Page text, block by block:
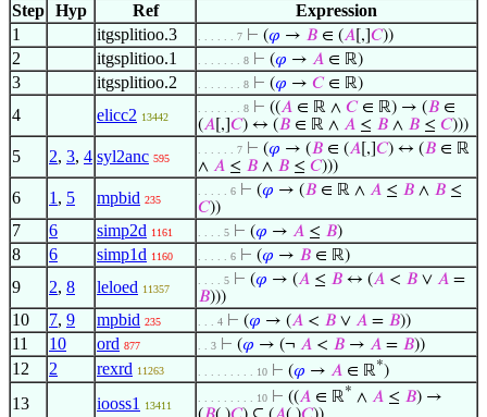
Step Hyp Ref
Expression
1
itgsplitioo.3 . . . . . . 7 ⊢ (𝜑 → 𝐵 ∈ (𝐴 [,] 𝐶))
2 itgsplitioo.1 . . . . . . . 8 ⊢ (𝜑 → 𝐴 ∈ ℝ)
3 itgsplitioo.2 . . . . . . . 8 ⊢ (𝜑 → 𝐶∈ ℝ)
4 elicc2 13442
. . . . . . . 8 ⊢ ((𝐴 ∈ ℝ ∧ 𝐶∈ ℝ) → (𝐵 ∈
(𝐴 [,] 𝐶) ↔ (𝐵 ∈ ℝ ∧ 𝐴 ≤ 𝐵 ∧ 𝐵 ≤ 𝐶)))
5 2, 3, 4 syl2anc 595
. . . . . . 7 ⊢ (𝜑 → (𝐵 ∈ (𝐴 [,] 𝐶) ↔ (𝐵 ∈ ℝ
∧ 𝐴 ≤ 𝐵 ∧ 𝐵 ≤ 𝐶)))
6 1 , 5 mpbid 235
. . . . . 6 ⊢ (𝜑 → (𝐵 ∈ ℝ ∧ 𝐴 ≤ 𝐵 ∧ 𝐵 ≤
𝐶))
7 6 simp2d 1161 . . . . 5 ⊢ (𝜑 → 𝐴 ≤ 𝐵)
8 6 simp1d 1160 . . . . . 6 ⊢ (𝜑 → 𝐵 ∈ ℝ)
9 2, 8 leloed 11357
. . . . 5 ⊢ (𝜑 → (𝐴 ≤ 𝐵 ↔ (𝐴 < 𝐵 ∨ 𝐴 =
𝐵)))
10 7, 9 mpbid 235 . . . 4 ⊢ (𝜑 → (𝐴 < 𝐵 ∨ 𝐴 = 𝐵))
11 10 ord 877 . . 3 ⊢ (𝜑 → (¬ 𝐴 < 𝐵 → 𝐴 = 𝐵))
12 2 rexrd 11263 . . . . . . . . . 10 ⊢ (𝜑 → 𝐴 ∈ ℝ*)
13 iooss1 13411
. . . . . . . . . 10 ⊢ ((𝐴 ∈ ℝ* ∧ 𝐴 ≤ 𝐵) →